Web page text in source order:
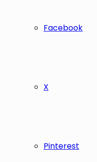
Facebook
X
Pinterest